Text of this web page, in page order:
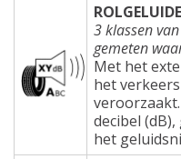
3 klassen
gemeten
Met het
het
decibel
het